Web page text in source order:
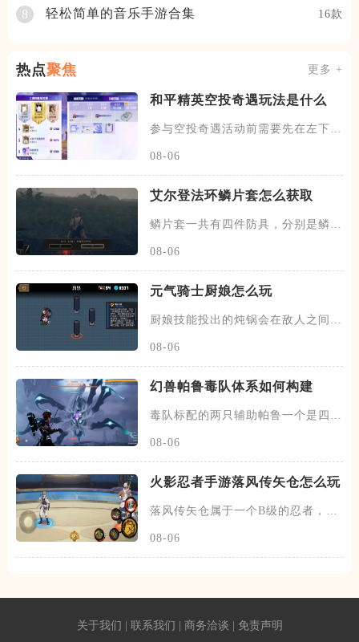
8 轻松简单的音乐手游合集 16款
热点聚焦 更多 +
和平精英空投奇遇玩法是什么
参与空投奇遇活动前需要先在左下角
08-06
艾尔登法环鳞片套怎么获取
鳞片套一共有四件防具，分别是鳞片
08-06
元气骑士厨娘怎么玩
厨娘技能投出的炖锅会在敌人之间反
08-06
幻兽帕鲁毒队体系如何构建
毒队标配的两只辅助帕鲁一个是四星
08-06
火影忍者手游落风传矢仓怎么玩
落风传矢仓属于一个B级的忍者，带
08-06
关于我们 联系我们 商务洽谈 免责声明